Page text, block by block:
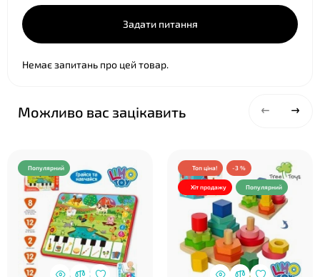
Задати питання
Немає запитань про цей товар.
Можливо вас зацікавить
Популярний Топ ціна! -3 %
Хіт продажу Популярний